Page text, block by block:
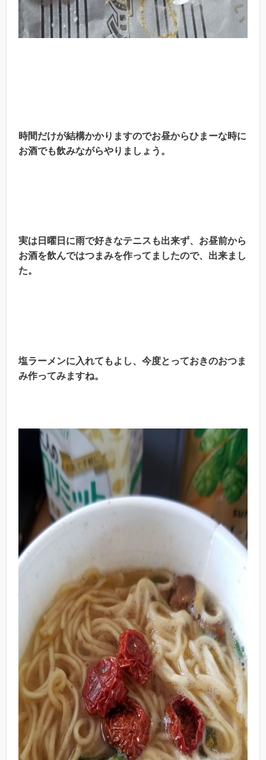
時間だけが結構かかりますのでお昼からひまーな時に
お酒でも飲みながらやりましょう。
実は日曜日に雨で好きなテニスも出来ず、お昼前から
お酒を飲んではつまみを作ってましたので、出来まし
た。
塩ラーメンに入れてもよし、今度とっておきのおつま
み作ってみますね。